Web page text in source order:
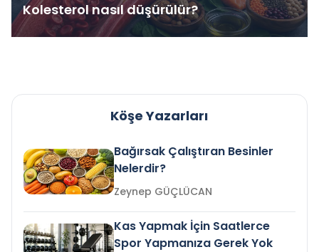
Kolesterol nasıl düşürülür?
Köşe Yazarları
Bağırsak Çalıştıran Besinler
Nelerdir?
Zeynep GÜÇLÜCAN
Kas Yapmak İçin Saatlerce
Spor Yapmanıza Gerek Yok